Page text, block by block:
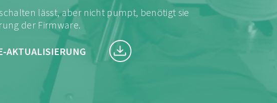
lässt, aber nicht pumpt, benötigt sie
der Firmware.
AKTUALISIERUNG